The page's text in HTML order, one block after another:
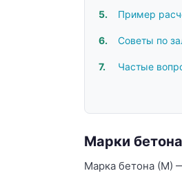
Пример
Советы по
Частые
Марки
Марка бетона (М)